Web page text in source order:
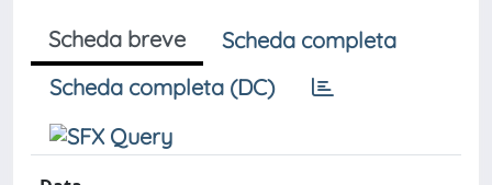
Scheda breve
Scheda completa
Scheda completa (DC)